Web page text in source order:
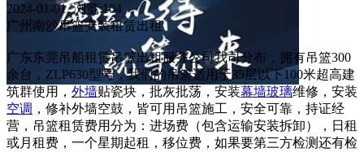
2024-01-01 浏览:104
广州南沙吊篮安装租赁出租
广东东莞吊船租赁吊篮出租服务公司我司分布，拥有吊篮300
余台，ZLP630型号，我们的吊篮适用于35层以下100米超高建
筑群使用， 外墙贴瓷块，批灰批荡，安装幕墙玻璃维修，安装
空调 ，修补外墙空鼓，皆可用吊篮施工，安全可靠，持证经
营，吊篮租赁费用分为：进场费（包含运输安装拆卸），日租
或月租费，一个星期起租，移位费，如果要第三方检测还有检